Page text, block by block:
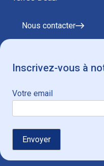
Nous contacter
Inscrivez-vous à
Votre email